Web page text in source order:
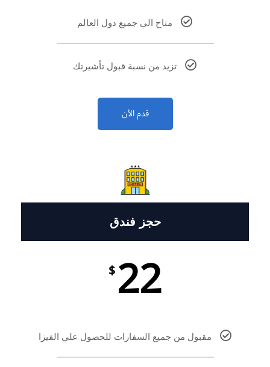
متاح الي جميع دول العالم
تزيد من نسبة قبول تأشيرتك
قدم الأن
حجز فندق
22
$
مقبول من جميع السفارات للحصول علي الفيزا